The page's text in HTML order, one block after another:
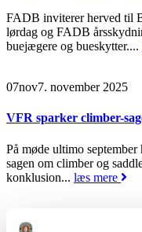
FADB inviterer herved til
lørdag og FADB
buejægere og bueskytter....
07nov7. november 2025
VFR sparker climber-
På møde ultimo
sagen om climber og
konklusion... læs mere